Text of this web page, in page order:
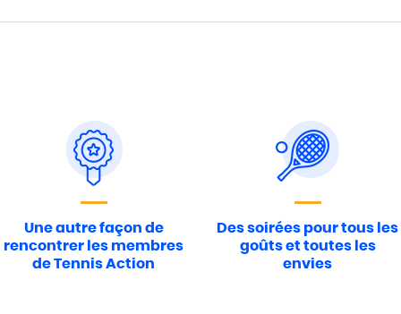
Une autre façon de
rencontrer les membres
de Tennis Action
Des soirées pour tous les
goûts et toutes les
envies